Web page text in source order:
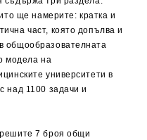
ще намерите: кратка и
част, която допълва и
общообразователната
модела на
университети в
над 1100 задачи и
7 броя общи